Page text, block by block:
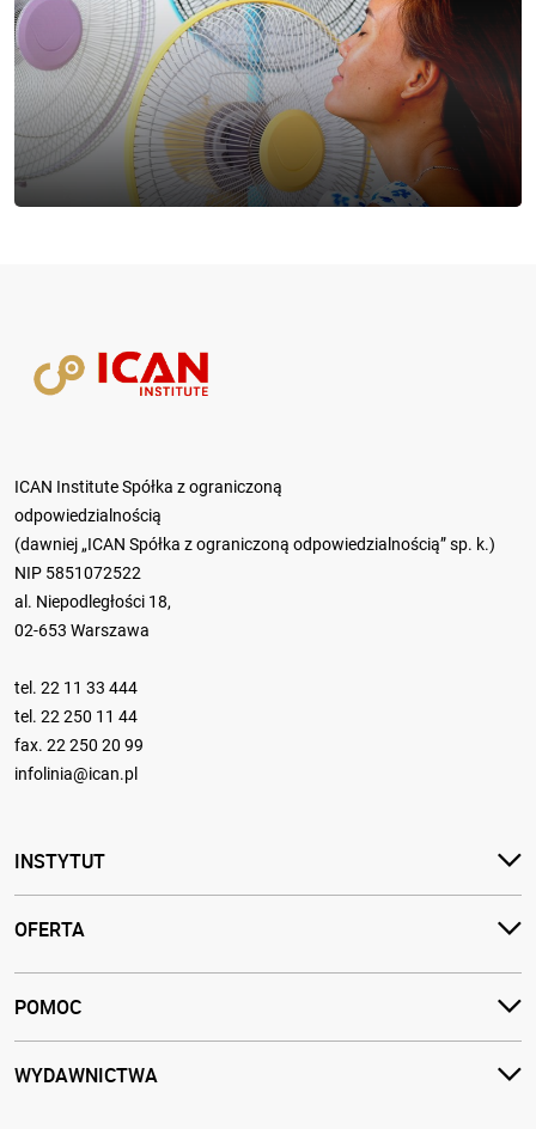
ICAN Institute Spółka z ograniczoną
odpowiedzialnością
(dawniej „ICAN Spółka z ograniczoną odpowiedzialnością” sp. k.)
NIP 5851072522
al. Niepodległości 18,
02-653 Warszawa
tel. 22 11 33 444
tel. 22 250 11 44
fax. 22 250 20 99
infolinia@ican.pl
INSTYTUT
OFERTA
POMOC
WYDAWNICTWA